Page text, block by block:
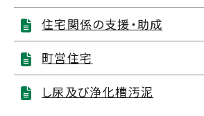
住宅関係の支援・助成
町営住宅
し尿及び浄化槽汚泥